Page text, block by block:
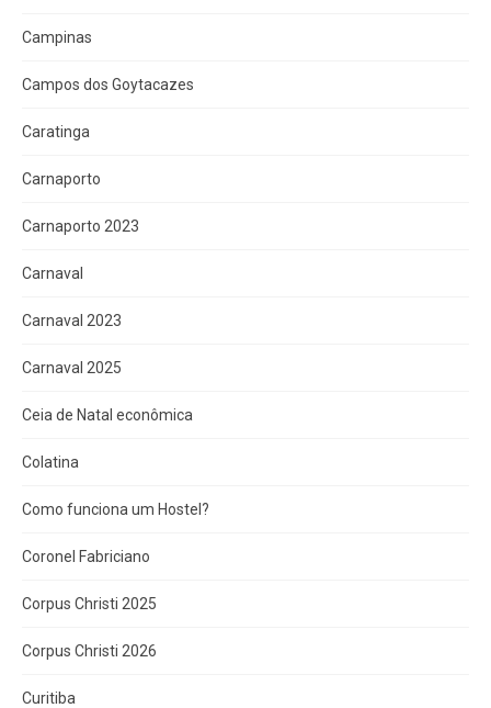
Campinas
Campos dos Goytacazes
Caratinga
Carnaporto
Carnaporto 2023
Carnaval
Carnaval 2023
Carnaval 2025
Ceia de Natal econômica
Colatina
Como funciona um Hostel?
Coronel Fabriciano
Corpus Christi 2025
Corpus Christi 2026
Curitiba